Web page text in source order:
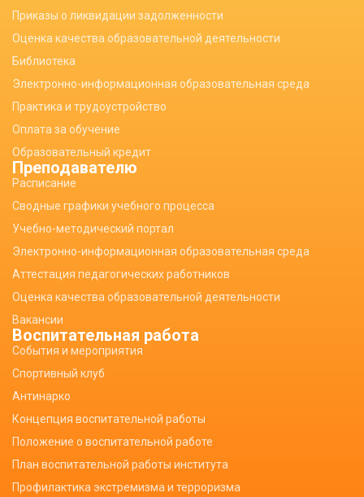
Приказы о ликвидации задолженности
Оценка качества образовательной деятельности
Библиотека
Электронно-информационная образовательная среда
Практика и трудоустройство
Оплата за обучение
Образовательный кредит
Преподавателю
Расписание
Сводные графики учебного процесса
Учебно-методический портал
Электронно-информационная образовательная среда
Аттестация педагогических работников
Оценка качества образовательной деятельности
Вакансии
Воспитательная работа
События и мероприятия
Спортивный клуб
Антинарко
Концепция воспитательной работы
Положение о воспитательной работе
План воспитательной работы института
Профилактика экстремизма и терроризма